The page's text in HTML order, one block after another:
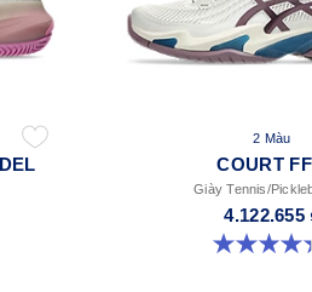
2 Màu
COURT
Giày Tennis/
4.122.655
4.3 trong số 5 sao. 55 đánh giá